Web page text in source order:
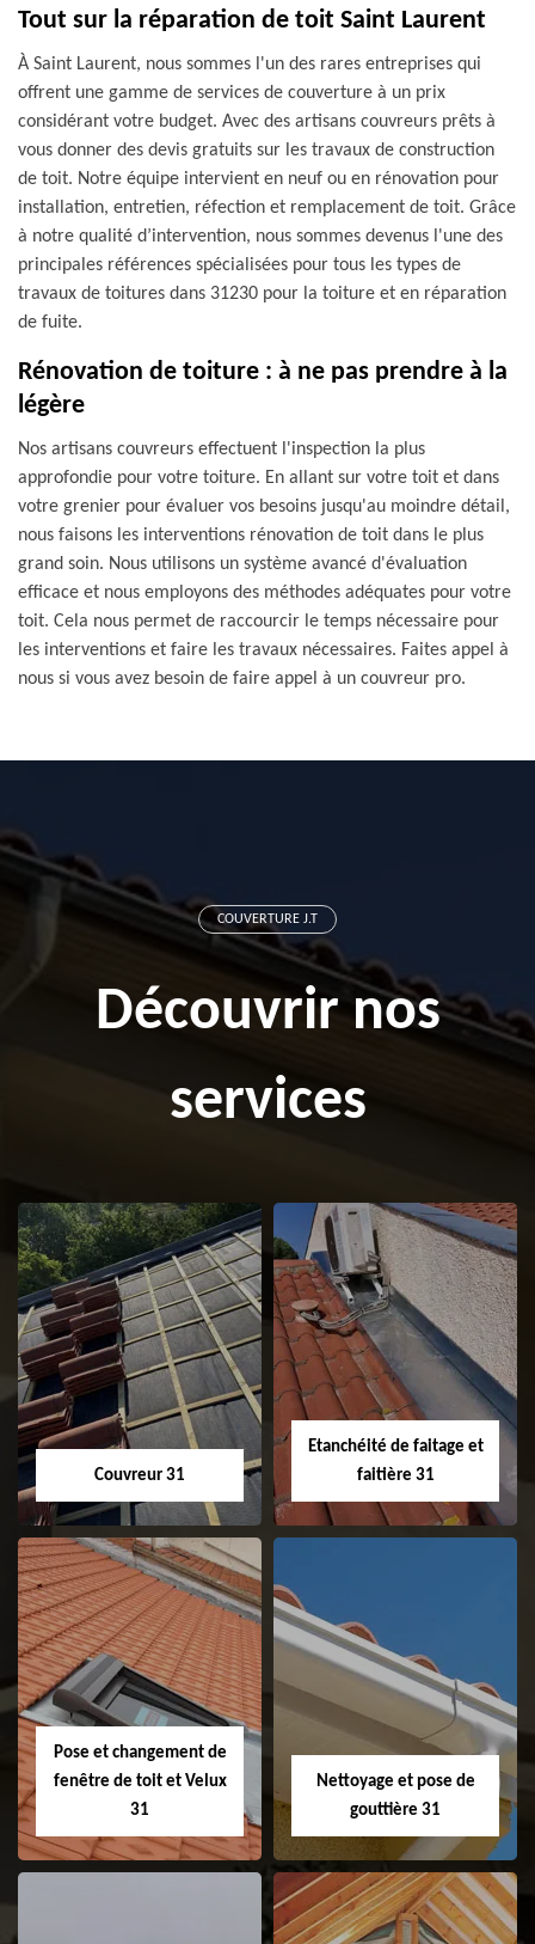
Tout sur la réparation de toit Saint Laurent
À Saint Laurent, nous sommes l'un des rares entreprises qui
offrent une gamme de services de couverture à un prix
considérant votre budget. Avec des artisans couvreurs prêts à
vous donner des devis gratuits sur les travaux de construction
de toit. Notre équipe intervient en neuf ou en rénovation pour
installation, entretien, réfection et remplacement de toit. Grâce
à notre qualité d’intervention, nous sommes devenus l'une des
principales références spécialisées pour tous les types de
travaux de toitures dans 31230 pour la toiture et en réparation
de fuite.
Rénovation de toiture : à ne pas prendre à la
légère
Nos artisans couvreurs effectuent l'inspection la plus
approfondie pour votre toiture. En allant sur votre toit et dans
votre grenier pour évaluer vos besoins jusqu'au moindre détail,
nous faisons les interventions rénovation de toit dans le plus
grand soin. Nous utilisons un système avancé d'évaluation
efficace et nous employons des méthodes adéquates pour votre
toit. Cela nous permet de raccourcir le temps nécessaire pour
les interventions et faire les travaux nécessaires. Faites appel à
nous si vous avez besoin de faire appel à un couvreur pro.
COUVERTURE J.T
Découvrir nos
services
Couvreur 31
Couvreur 31
Etanchéité de faitage et
faitière 31
Etanchéité de
faitage et faitière
31
Pose et changement de
fenêtre de toit et Velux
31
Nettoyage et pose de
gouttière 31